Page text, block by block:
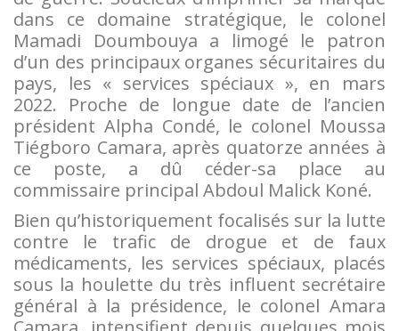
dans ce domaine stratégique, le colonel
Mamadi Doumbouya a limogé le patron
d’un des principaux organes sécuritaires du
pays, les « services spéciaux », en mars
2022. Proche de longue date de l’ancien
président Alpha Condé, le colonel Moussa
Tiégboro Camara, après quatorze années à
ce poste, a dû céder-sa place au
commissaire principal Abdoul Malick Koné.
Bien qu’historiquement focalisés sur la lutte
contre le trafic de drogue et de faux
médicaments, les services spéciaux, placés
sous la houlette du très influent secrétaire
général à la présidence, le colonel Amara